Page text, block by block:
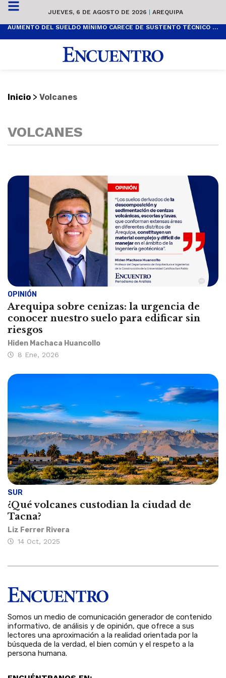
JUEVES, 6 DE AGOSTO DE 2026 | AREQUIPA
AUMENTO DEL SUELDO MÍNIMO CARECE DE SUSTENTO TÉCNICO Y ES POPULISTA
Inicio > Volcanes
VOLCANES
OPINIÓN
Arequipa sobre cenizas: la urgencia de
conocer nuestro suelo para edificar sin
riesgos
Hiden Machaca Huancollo
8 Ene, 2026
SUR
¿Qué volcanes custodian la ciudad de
Tacna?
Liz Ferrer Rivera
14 Oct, 2025
Somos un medio de comunicación generador de contenido
informativo, de análisis y de opinión, que ofrece a sus
lectores una aproximación a la realidad orientada por la
búsqueda de la verdad, el bien común y el respeto a la
persona humana.